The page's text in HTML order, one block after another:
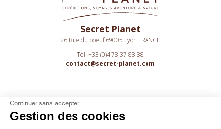
Secret Planet
26 Rue du boeuf 69005 Lyon FRANCE
Tél. +33 (0)4 78 37 88 88
contact@secret-planet.com
Continuer sans accepter
Gestion des cookies